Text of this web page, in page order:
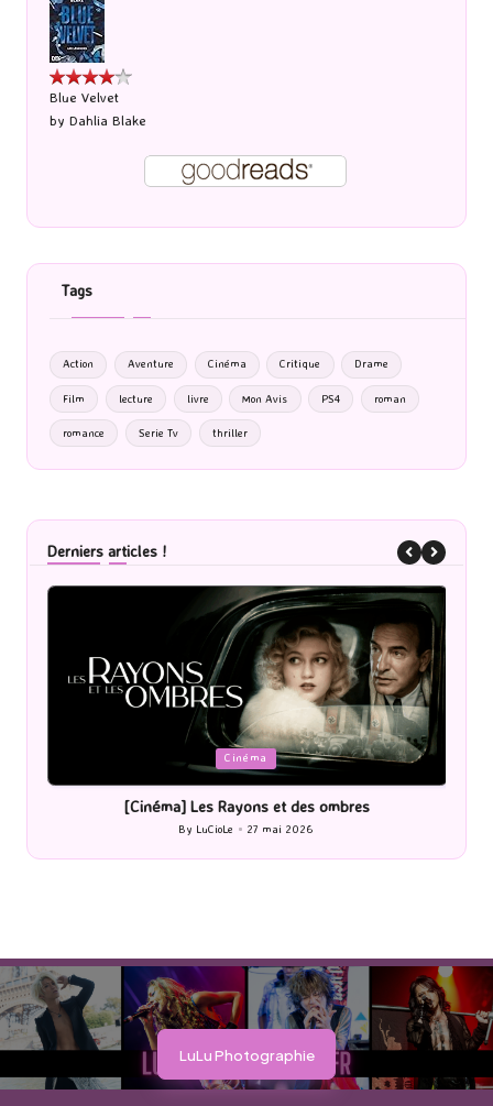
Blue Velvet
by Dahlia Blake
Tags
Action Aventure Cinéma Critique Drame
Film lecture livre Mon Avis PS4 roman
romance Serie Tv thriller
Derniers articles !
in
Cinéma
[Cinéma] Les Rayons et des ombres
Posted
by
By LuCioLe 27 mai 2026
LuLu Photographie